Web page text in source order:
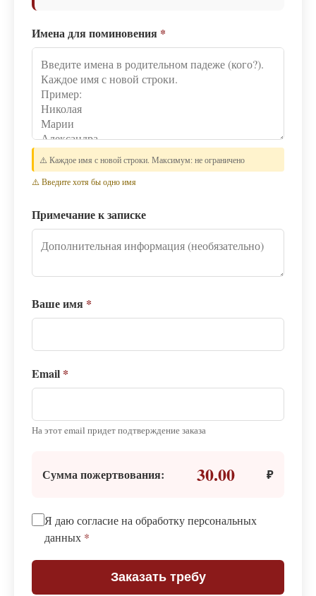
Имена для поминовения *
⚠️ Каждое имя с новой строки. Максимум: не ограничено
⚠️ Введите хотя бы одно имя
Примечание к записке
Ваше имя *
Email *
На этот email придет подтверждение заказа
Сумма пожертвования: 30.00 ₽
Я даю согласие на обработку персональных
данных *
Заказать требу